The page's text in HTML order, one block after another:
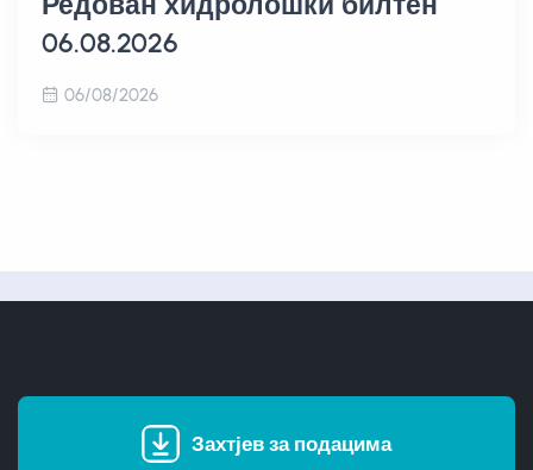
06.08.2026
06/08/2026
Захтјев за подацима